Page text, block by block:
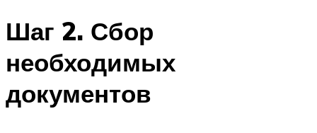
Шаг 2. Сбор
необходимых
документов